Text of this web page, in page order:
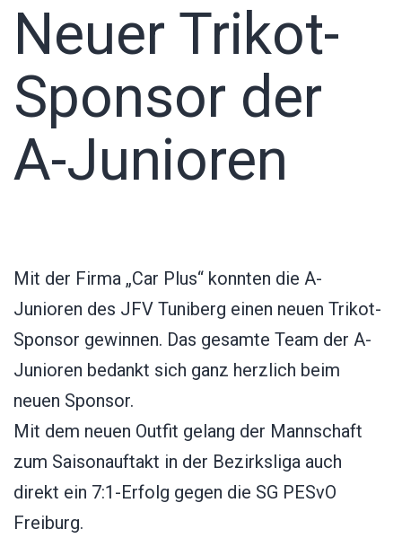
Neuer Trikot-
Sponsor der
A-Junioren
Mit der Firma „Car Plus“ konnten die A-
Junioren des JFV Tuniberg einen neuen Trikot-
Sponsor gewinnen. Das gesamte Team der A-
Junioren bedankt sich ganz herzlich beim
neuen Sponsor.
Mit dem neuen Outfit gelang der Mannschaft
zum Saisonauftakt in der Bezirksliga auch
direkt ein 7:1-Erfolg gegen die SG PESvO
Freiburg.